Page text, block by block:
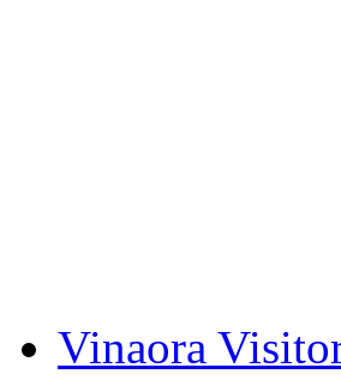
Vinaora